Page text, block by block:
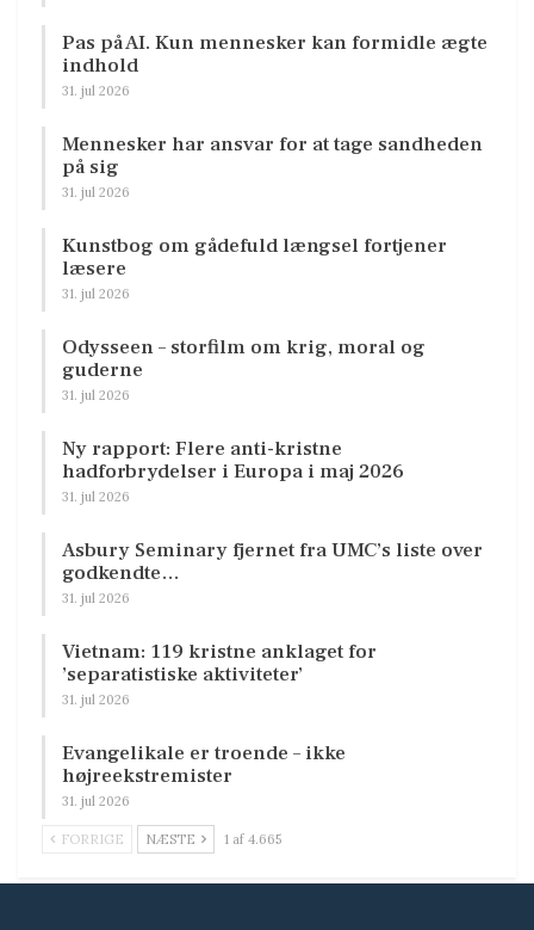
Pas på AI. Kun mennesker kan formidle ægte
indhold
31. jul 2026
Mennesker har ansvar for at tage sandheden
på sig
31. jul 2026
Kunstbog om gådefuld længsel fortjener
læsere
31. jul 2026
Odysseen – storfilm om krig, moral og
guderne
31. jul 2026
Ny rapport: Flere anti-kristne
hadforbrydelser i Europa i maj 2026
31. jul 2026
Asbury Seminary fjernet fra UMC’s liste over
godkendte…
31. jul 2026
Vietnam: 119 kristne anklaget for
’separatistiske aktiviteter’
31. jul 2026
Evangelikale er troende – ikke
højreekstremister
31. jul 2026
FORRIGE NÆSTE 1 af 4.665